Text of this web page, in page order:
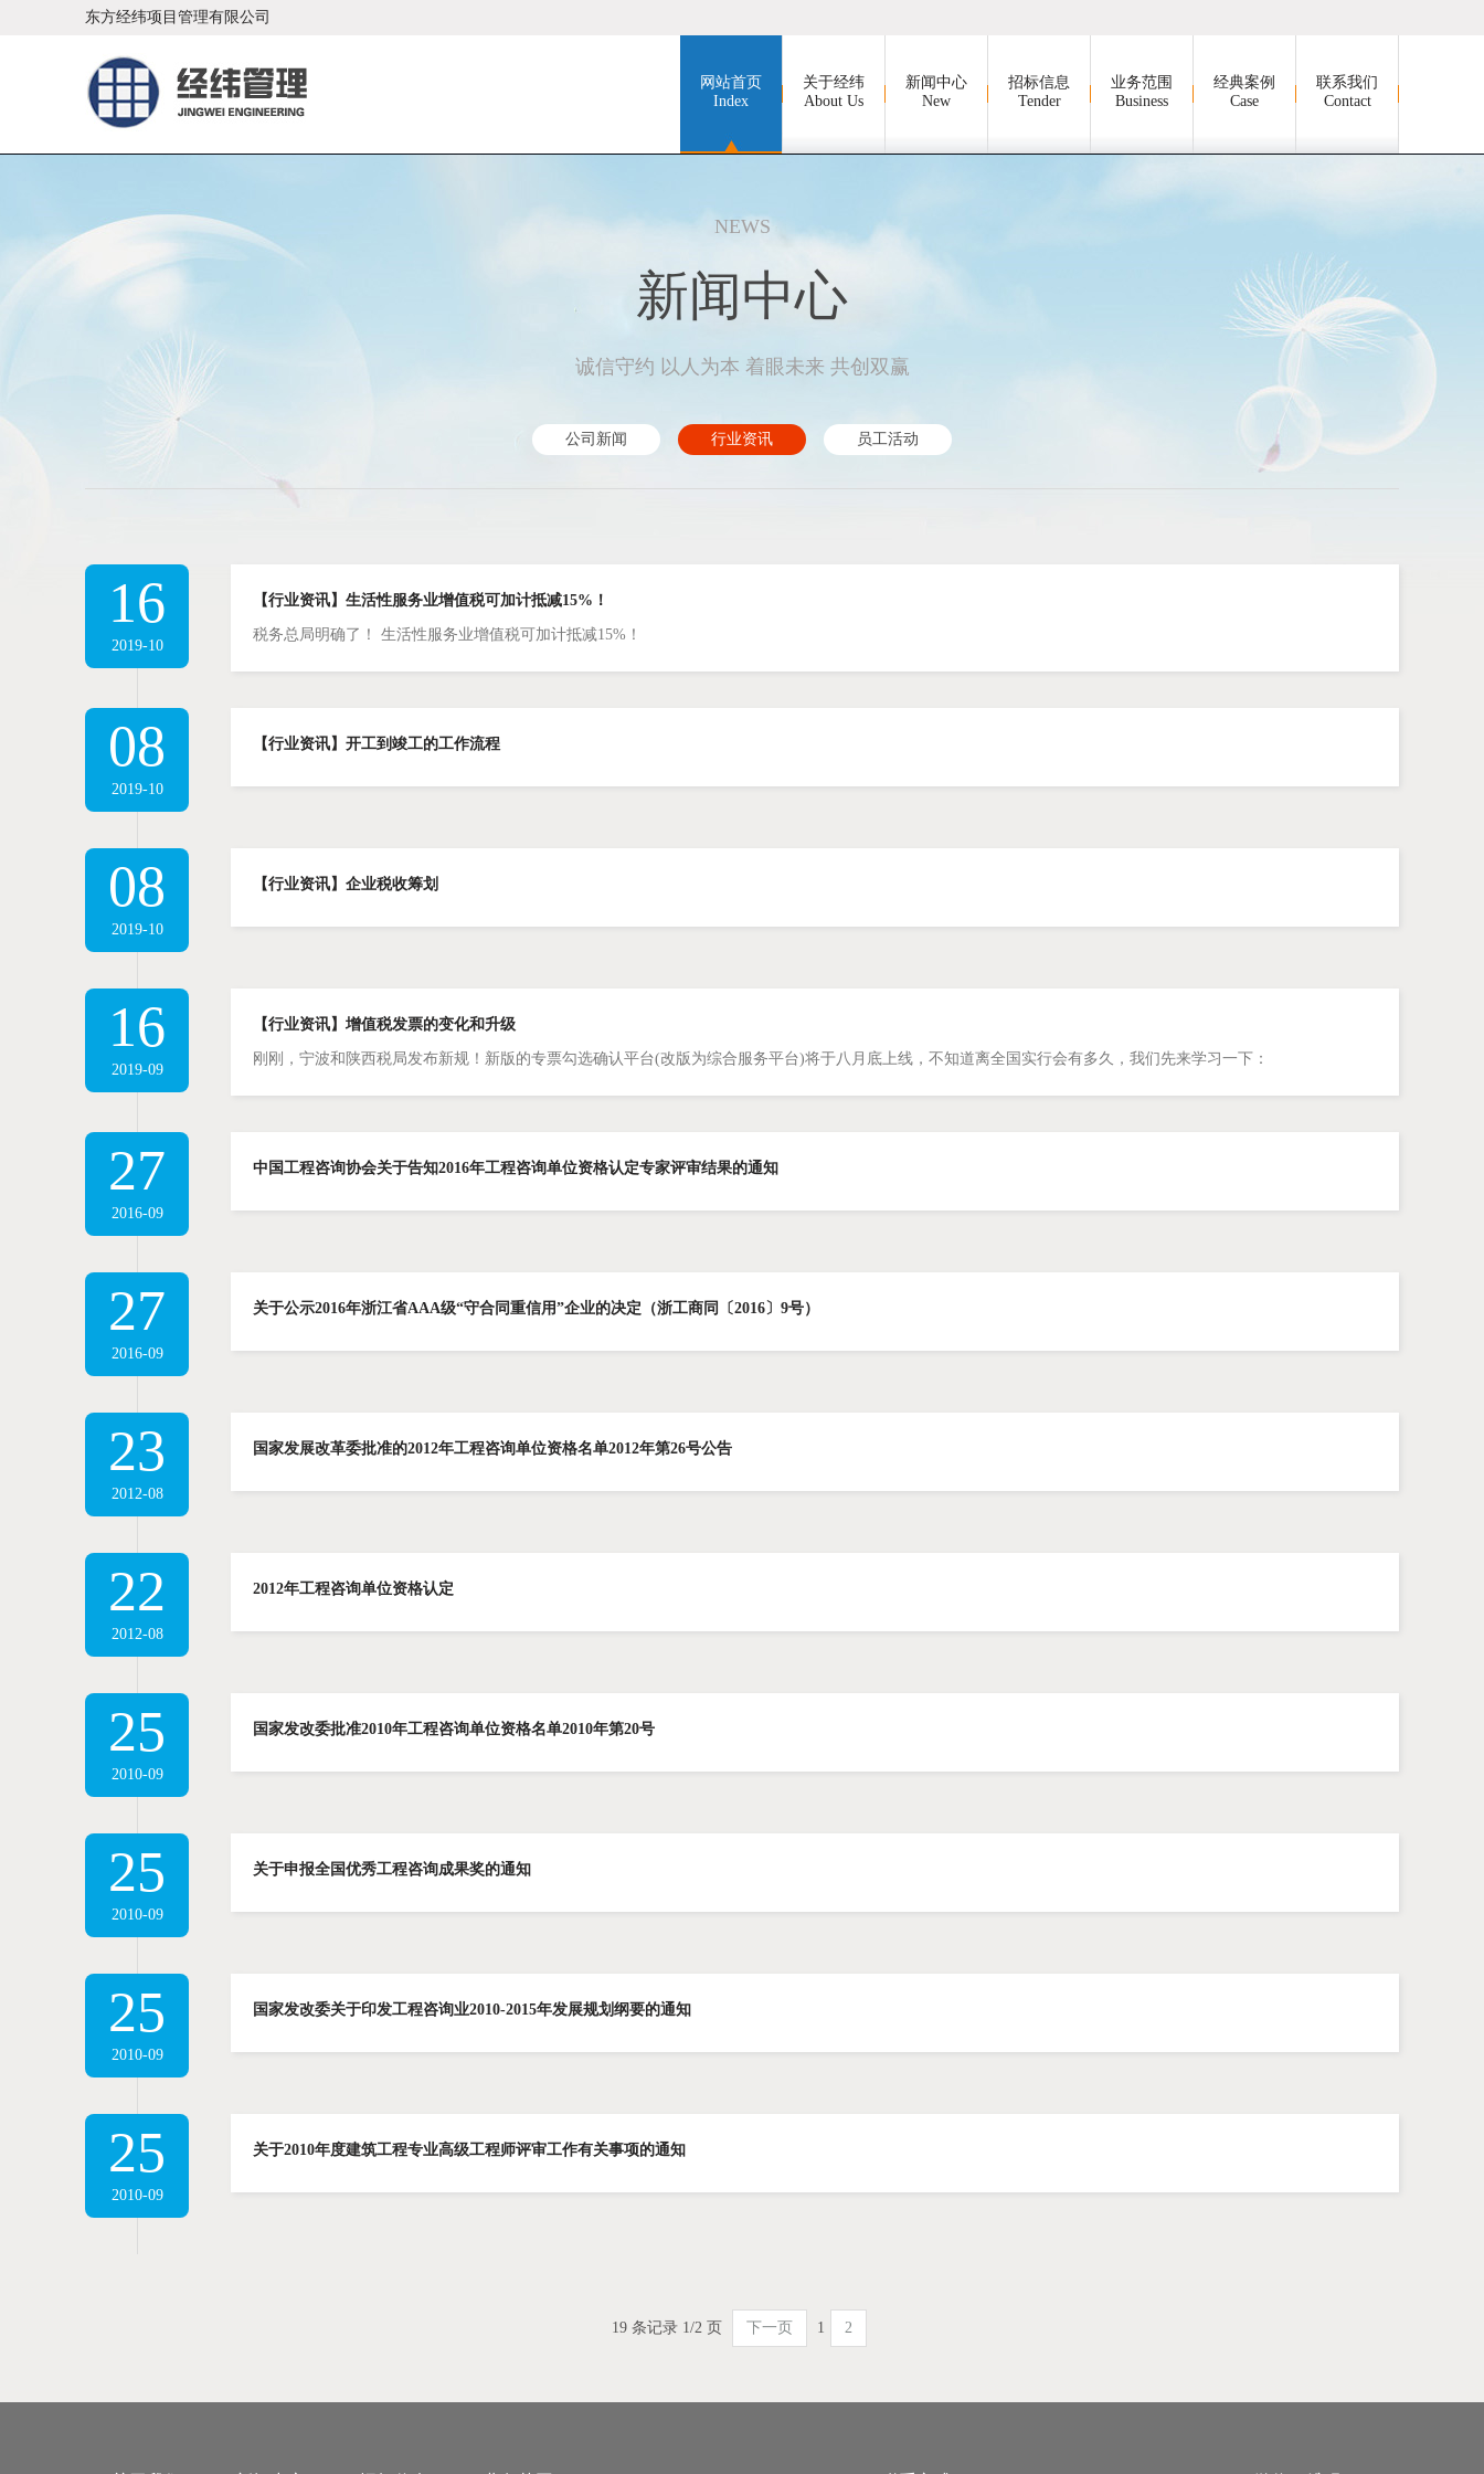
东方经纬项目管理有限公司
网站首页
Index
关于经纬
About Us
新闻中心
New
招标信息
Tender
业务范围
Business
经典案例
Case
联系我们
Contact
NEWS
新闻中心
诚信守约 以人为本 着眼未来 共创双赢
公司新闻 行业资讯 员工活动
16
2019-10
【行业资讯】生活性服务业增值税可加计抵减15%！
税务总局明确了！ 生活性服务业增值税可加计抵减15%！
08
2019-10
【行业资讯】开工到竣工的工作流程
08
2019-10
【行业资讯】企业税收筹划
16
2019-09
【行业资讯】增值税发票的变化和升级
刚刚，宁波和陕西税局发布新规！新版的专票勾选确认平台(改版为综合服务平台)将于八月底上线，不知道离全国实行会有多久，我们先来学习一下：
27
2016-09
中国工程咨询协会关于告知2016年工程咨询单位资格认定专家评审结果的通知
27
2016-09
关于公示2016年浙江省AAA级“守合同重信用”企业的决定（浙工商同〔2016〕9号）
23
2012-08
国家发展改革委批准的2012年工程咨询单位资格名单2012年第26号公告
22
2012-08
2012年工程咨询单位资格认定
25
2010-09
国家发改委批准2010年工程咨询单位资格名单2010年第20号
25
2010-09
关于申报全国优秀工程咨询成果奖的通知
25
2010-09
国家发改委关于印发工程咨询业2010-2015年发展规划纲要的通知
25
2010-09
关于2010年度建筑工程专业高级工程师评审工作有关事项的通知
19 条记录 1/2 页 下一页 1 2